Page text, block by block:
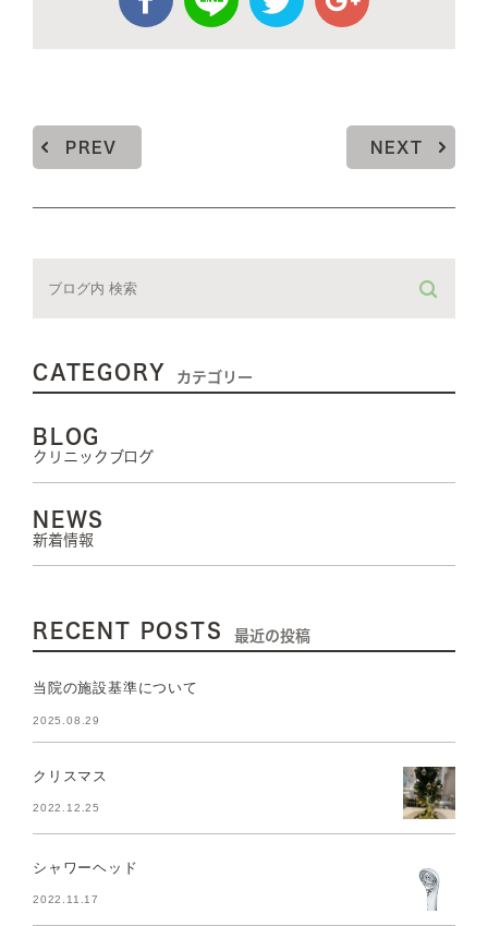
PREV NEXT
CATEGORY カテゴリー
BLOG
クリニックブログ
NEWS
新着情報
RECENT POSTS 最近の投稿
当院の施設基準について
2025.08.29
クリスマス
2022.12.25
シャワーヘッド
2022.11.17